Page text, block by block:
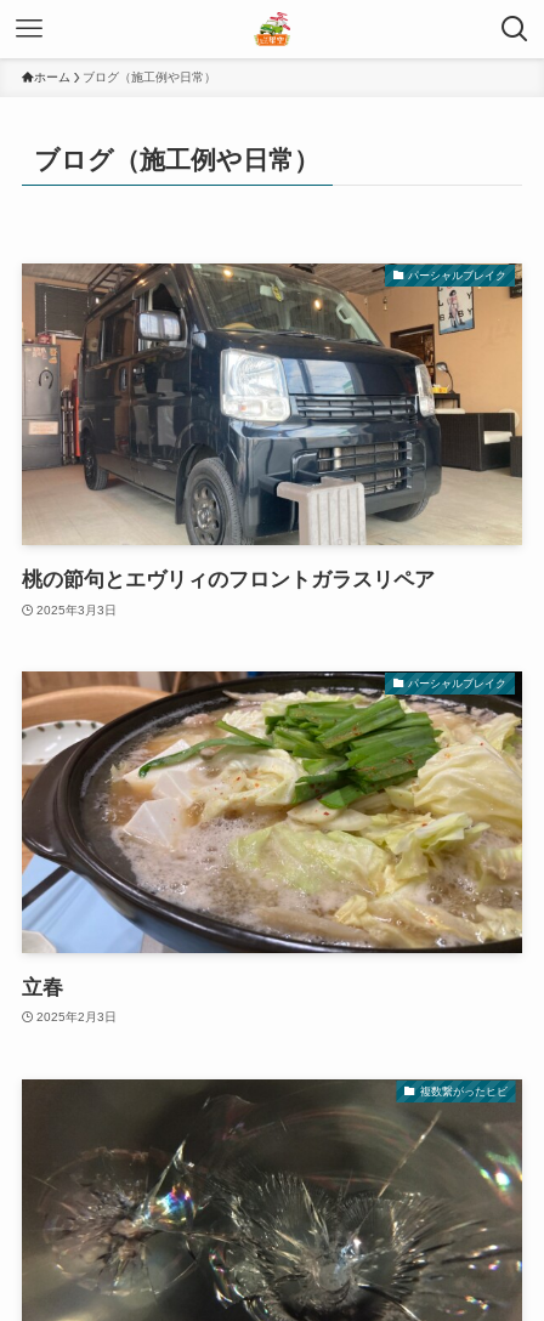
ホーム ブログ（施工例や日常）
ブログ（施工例や日常）
パーシャルブレイク
桃の節句とエヴリィのフロントガラスリペア
2025年3月3日
パーシャルブレイク
立春
2025年2月3日
複数繋がったヒビ